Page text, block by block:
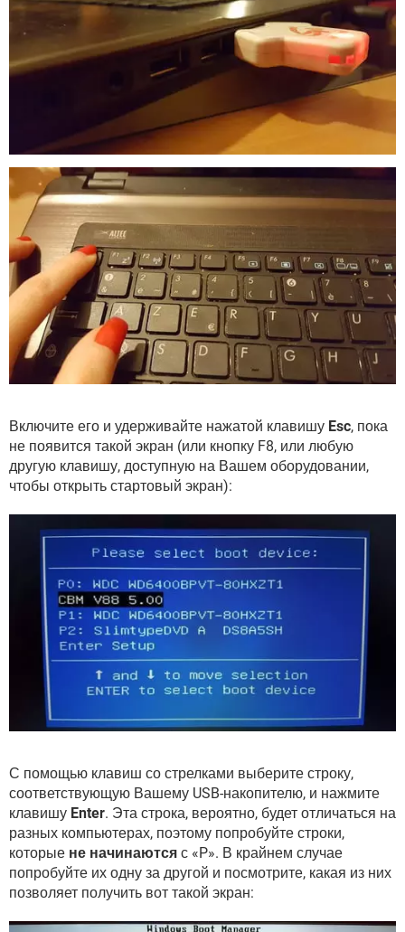
Включите его и удерживайте нажатой клавишу Esc, пока
не появится такой экран (или кнопку F8, или любую
другую клавишу, доступную на Вашем оборудовании,
чтобы открыть стартовый экран):
С помощью клавиш со стрелками выберите строку,
соответствующую Вашему USB-накопителю, и нажмите
клавишу Enter. Эта строка, вероятно, будет отличаться на
разных компьютерах, поэтому попробуйте строки,
которые не начинаются с «P». В крайнем случае
попробуйте их одну за другой и посмотрите, какая из них
позволяет получить вот такой экран: